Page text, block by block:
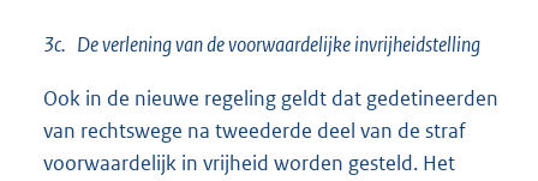
3c. De verlening van de voorwaardelijke invrijheidstelling
Ook in de nieuwe regeling geldt dat gedetineerden
van rechtswege na tweederde deel van de straf
voorwaardelijk in vrijheid worden gesteld. Het